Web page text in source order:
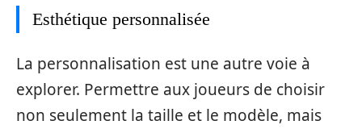
Esthétique personnalisée
La personnalisation est une autre voie à
explorer. Permettre aux joueurs de choisir
non seulement la taille et le modèle, mais